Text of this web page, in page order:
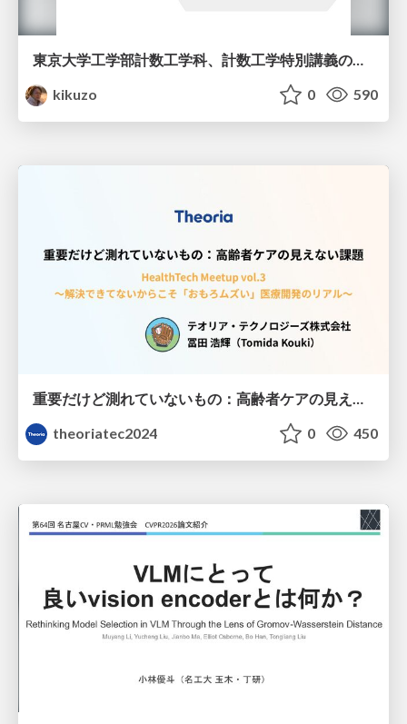
東京大学工学部計数工学科、計数工学特別講義の説明資料
kikuzo
0 590
theoriatec2024
0 450